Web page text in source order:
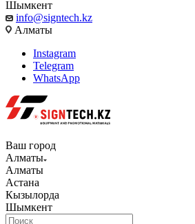
Шымкент
info@signtech.kz
Алматы
Instagram
Telegram
WhatsApp
Ваш город
Алматы
Алматы
Астана
Кызылорда
Шымкент